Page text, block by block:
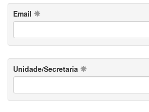
Email
Unidade/Secretaria